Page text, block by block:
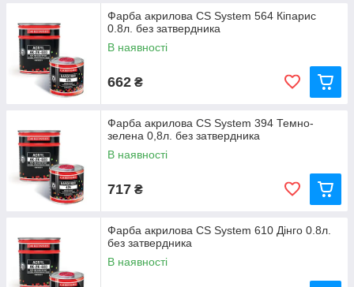
Фарба акрилова CS System 564 Кіпарис
0.8л. без затвердника
В наявності
662 ₴
Фарба акрилова CS System 394 Темно-
зелена 0,8л. без затвердника
В наявності
717 ₴
Фарба акрилова CS System 610 Дінго 0.8л.
без затвердника
В наявності